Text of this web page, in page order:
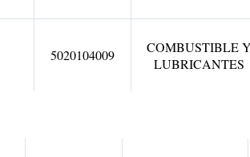
5020104009
COMBUSTIBLE
LUBRICANTES